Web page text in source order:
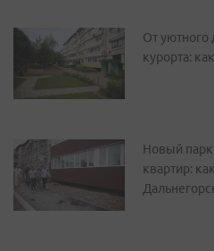
От уютного
курорта:
Новый
квартир: